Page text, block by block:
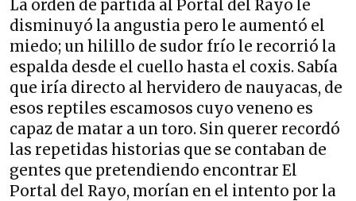
La orden de partida al Portal del Rayo le
disminuyó la angustia pero le aumentó el
miedo; un hilillo de sudor frío le recorrió la
espalda desde el cuello hasta el coxis. Sabía
que iría directo al hervidero de nauyacas, de
esos reptiles escamosos cuyo veneno es
capaz de matar a un toro. Sin querer recordó
las repetidas historias que se contaban de
gentes que pretendiendo encontrar El
Portal del Rayo, morían en el intento por la